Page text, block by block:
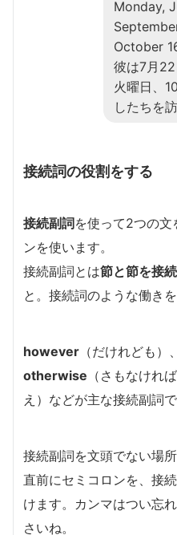
Monday,
October
彼は7月
火曜日、
したちを
接続詞の役割をする
接続副詞を使って2つの文
ンを使います。
接続副詞とは節と節を接
と。接続詞のような働きを
however （だけれども）、
otherwise （さもなければ
え）などが主な接続副詞で
接続副詞を文頭でない場
直前にセミコロンを、接
けます。カンマはつい忘
さいね。